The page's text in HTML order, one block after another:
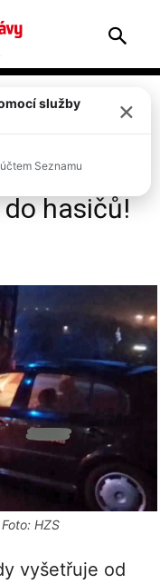
u
se
hasičů!
HZS
vyšetřuje od
služby
×
Seznamu